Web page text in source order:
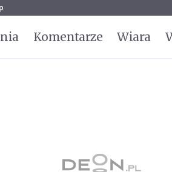
Komentarze Wiara